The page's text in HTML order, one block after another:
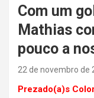
Com um
Mathias
pouco a
22 de novembro de
Prezado(a)s